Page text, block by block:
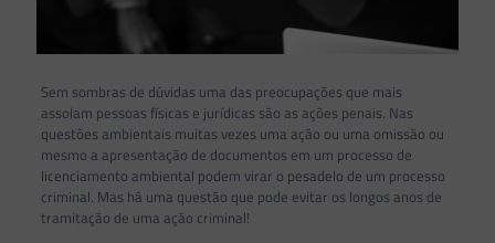
Sem sombras de dúvidas uma das preocupações que mais
assolam pessoas físicas e jurídicas são as ações penais. Nas
questões ambientais muitas vezes uma ação ou uma omissão ou
mesmo a apresentação de documentos em um processo de
licenciamento ambiental podem virar o pesadelo de um processo
criminal. Mas há uma questão que pode evitar os longos anos de
tramitação de uma ação criminal!